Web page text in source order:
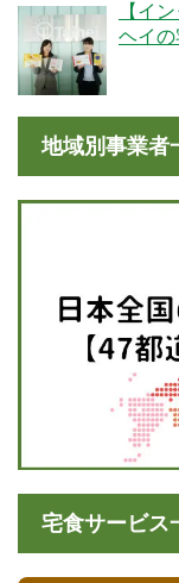
【イ
ヘイ
地域別事業者
宅食サービス